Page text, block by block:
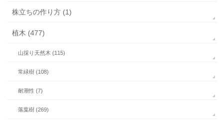
株立ちの作り方 (1)
植木 (477)
山採り天然木 (115)
常緑樹 (108)
耐潮性 (7)
落葉樹 (269)